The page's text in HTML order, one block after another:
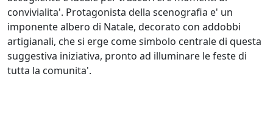
convivialita'. Protagonista della scenografia e' un
imponente albero di Natale, decorato con addobbi
artigianali, che si erge come simbolo centrale di questa
suggestiva iniziativa, pronto ad illuminare le feste di
tutta la comunita'.